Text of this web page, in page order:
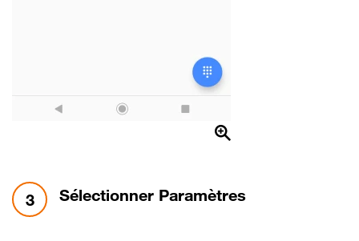
3 étape 3:
Sélectionner Paramètres